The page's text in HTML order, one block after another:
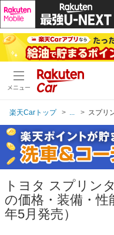
メニュー
楽天Carトップ スプリ
トヨタ スプリン
の価格・装備・
年5月発売）